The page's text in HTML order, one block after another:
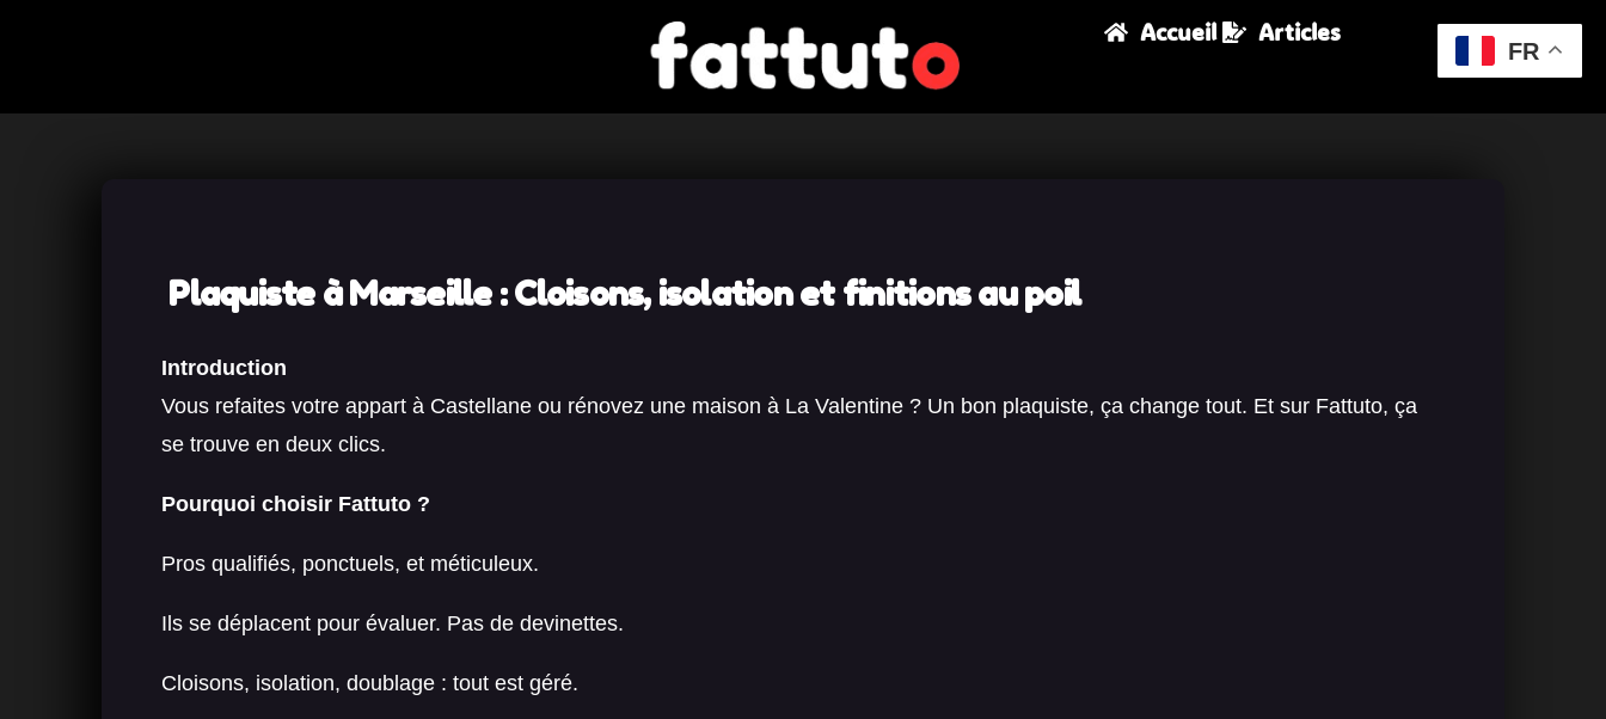
Accueil Articles
Plaquiste à Marseille : Cloisons, isolation et finitions au poil
Introduction
Vous refaites votre appart à Castellane ou rénovez une maison à La Valentine ? Un bon plaquiste, ça change tout. Et sur Fattuto, ça
se trouve en deux clics.
Pourquoi choisir Fattuto ?
Pros qualifiés, ponctuels, et méticuleux.
Ils se déplacent pour évaluer. Pas de devinettes.
Cloisons, isolation, doublage : tout est géré.
FR